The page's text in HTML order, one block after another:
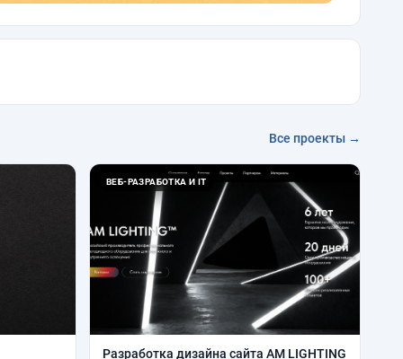
Все проекты →
ВЕБ-РАЗРАБОТКА И IT
Разработка дизайна сайта AM LIGHTING